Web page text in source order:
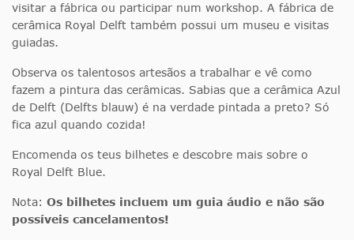
visitar a fábrica ou participar num workshop. A fábrica de
cerâmica Royal Delft também possui um museu e visitas
guiadas.
Observa os talentosos artesãos a trabalhar e vê como
fazem a pintura das cerâmicas. Sabias que a cerâmica Azul
de Delft (Delfts blauw) é na verdade pintada a preto? Só
fica azul quando cozida!
Encomenda os teus bilhetes e descobre mais sobre o
Royal Delft Blue.
Nota: Os bilhetes incluem um guia áudio e não são
possíveis cancelamentos!